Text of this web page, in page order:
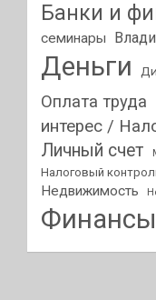
Банки и
семинары
Деньги
Оплата труда
интерес /
Личный счет
Налоговый
Недвижимость
Финансы